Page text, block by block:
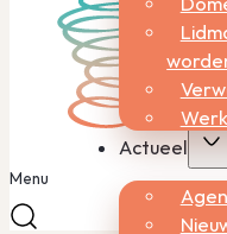
Actueel
Menu